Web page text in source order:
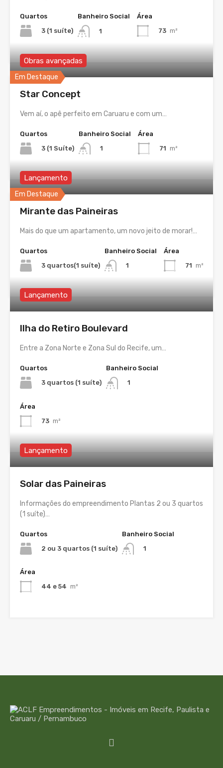
Quartos
3 (1 suíte)
Banheiro Social
1
Área
73 m²
Em Destaque
Obras avançadas
Star Concept
Vem aí, o apê perfeito em Caruaru e com um…
Quartos
3 (1 Suíte)
Banheiro Social
1
Área
71 m²
Em Destaque
Lançamento
Mirante das Paineiras
Mais do que um apartamento, um novo jeito de morar!…
Quartos
3 quartos(1 suíte)
Banheiro Social
1
Área
71 m²
Lançamento
Ilha do Retiro Boulevard
Entre a Zona Norte e Zona Sul do Recife, um…
Quartos
3 quartos (1 suíte)
Banheiro Social
1
Área
73 m²
Lançamento
Solar das Paineiras
Informações do empreendimento Plantas 2 ou 3 quartos
(1 suíte)…
Quartos
2 ou 3 quartos (1 suíte)
Banheiro Social
1
Área
44 e 54 m²